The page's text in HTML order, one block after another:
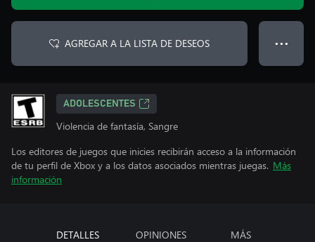
AGREGAR A LA LISTA DE DESEOS ● ● ●
ADOLESCENTES
Violencia de fantasía, Sangre
Los editores de juegos que inicies recibirán acceso a la información
de tu perfil de Xbox y a los datos asociados mientras juegas. Más
información
DETALLES OPINIONES MÁS